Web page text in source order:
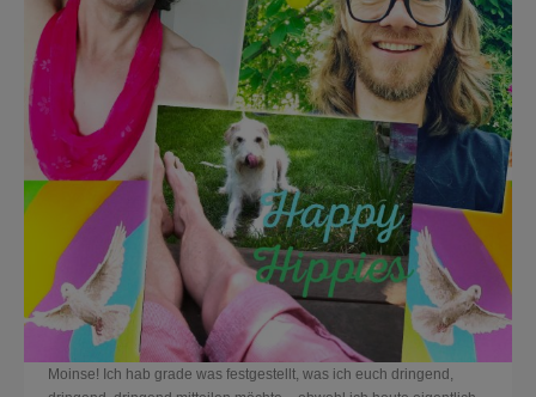
Moinse! Ich hab grade was festgestellt, was ich euch dringend,